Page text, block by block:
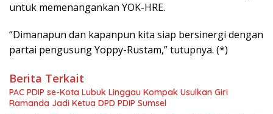
untuk memenangankan YOK-HRE.
“Dimanapun dan kapanpun kita siap bersinergi dengan
partai pengusung Yoppy-Rustam,” tutupnya. (*)
Berita Terkait
PAC PDIP se-Kota Lubuk Linggau Kompak Usulkan Giri
Ramanda Jadi Ketua DPD PDIP Sumsel